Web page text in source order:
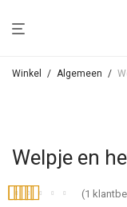
Winkel / Algemeen /
Welpje en
(1